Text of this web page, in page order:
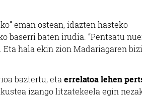
eman ostean, idazten hasteko
baserri baten irudia. “Pentsatu
hala ekin zion Madariagaren
baztertu, eta errelatoa lehen
izango litzatekeela egin